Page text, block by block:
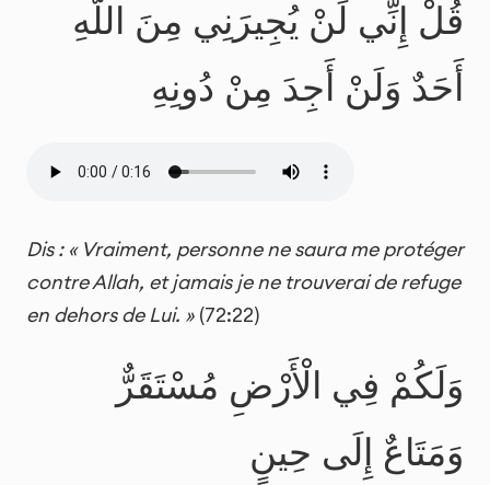
قُلْ إِنِّي لَنْ يُجِيرَنِي مِنَ اللَّهِ
أَحَدٌ وَلَنْ أَجِدَ مِنْ دُونِهِ
Dis : « Vraiment, personne ne saura me protéger
contre Allah, et jamais je ne trouverai de refuge
en dehors de Lui. » (72:22)
وَلَكُمْ فِي الْأَرْضِ مُسْتَقَرٌّ
وَمَتَاعٌ إِلَى حِينٍ